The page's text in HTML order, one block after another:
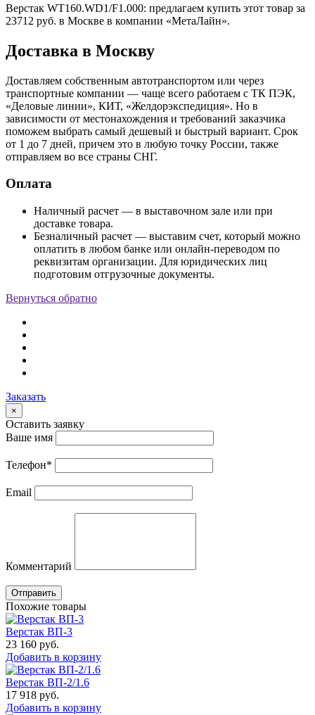
Верстак WT160.WD1/F1.000: предлагаем купить этот товар за
23712 руб. в Москве в компании «МетаЛайн».
Доставка в Москву
Доставляем собственным автотранспортом или через
транспортные компании — чаще всего работаем с ТК ПЭК,
«Деловые линии», КИТ, «Желдорэкспедиция». Но в
зависимости от местонахождения и требований заказчика
поможем выбрать самый дешевый и быстрый вариант. Срок
от 1 до 7 дней, причем это в любую точку России, также
отправляем во все страны СНГ.
Оплата
Наличный расчет — в выставочном зале или при
доставке товара.
Безналичный расчет — выставим счет, который можно
оплатить в любом банке или онлайн-переводом по
реквизитам организации. Для юридических лиц
подготовим отгрузочные документы.
Вернуться обратно
Заказать
×
Оставить заявку
Ваше имя
Телефон*
Email
Комментарий
Отправить
Похожие товары
Верстак ВП-3
23 160 руб.
Добавить в корзину
Верстак ВП-2/1.6
17 918 руб.
Добавить в корзину